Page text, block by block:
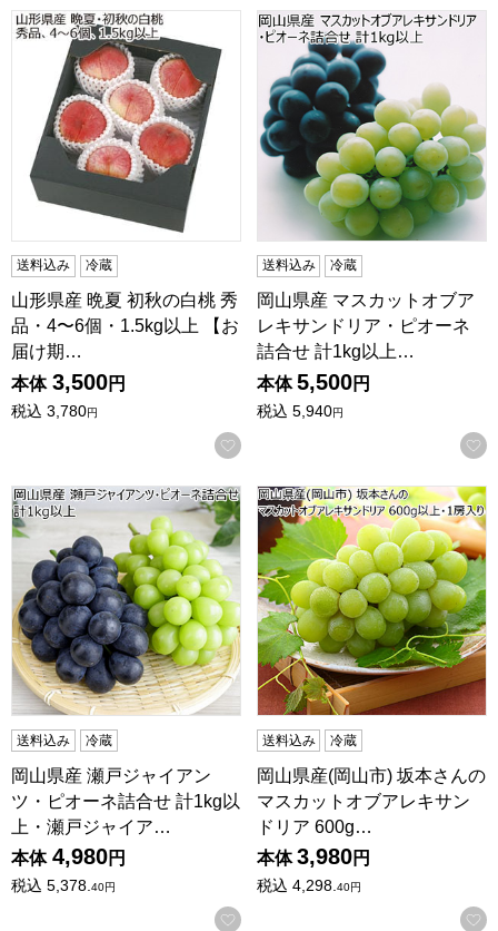
山形県産 晩夏 初秋の白桃 秀品・4〜6個・1.5kg以上 【お届
送料込み 冷蔵
山形県産 晩夏 初秋の白桃 秀
品・4〜6個・1.5kg以上 【お
届け期…
本体 3,500円
税込 3,780円
お気に入りに登録する
岡山県産 マスカットオブア
送料込み 冷蔵
岡山県産 マスカットオブア
レキサンドリア・ピオーネ
詰合せ 計1kg以上…
本体 5,500円
税込 5,940円
岡山県産 瀬戸ジャイアンツ・ピオーネ詰合せ 計1kg以上・
送料込み 冷蔵
岡山県産 瀬戸ジャイアン
ツ・ピオーネ詰合せ 計1kg以
上・瀬戸ジャイア…
本体 4,980円
税込 5,378.40円
お気に入りに登録する
岡山県産(岡山市) 坂本さんの
送料込み 冷蔵
岡山県産(岡山市) 坂本さんの
マスカットオブアレキサン
ドリア 600g…
本体 3,980円
税込 4,298.40円